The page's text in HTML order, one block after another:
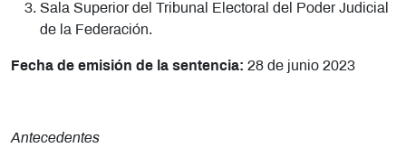
Sala Superior del Tribunal Electoral del Poder Judicial
de la Federación.
Fecha de emisión de la sentencia: 28 de junio 2023
Antecedentes